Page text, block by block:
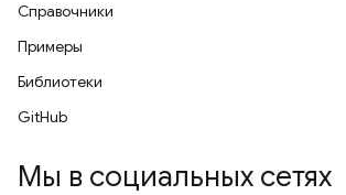
Справочники
Примеры
Библиотеки
GitHub
Мы в социальных сетях